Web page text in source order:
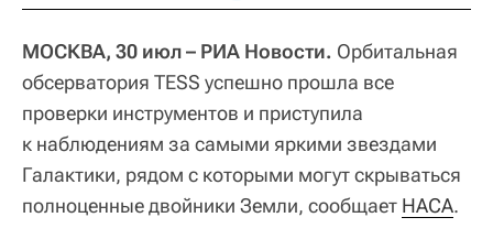
МОСКВА, 30 июл – РИА Новости. Орбитальная
обсерватория TESS успешно прошла все
проверки инструментов и приступила
к наблюдениям за самыми яркими звездами
Галактики, рядом с которыми могут скрываться
полноценные двойники Земли, сообщает НАСА.